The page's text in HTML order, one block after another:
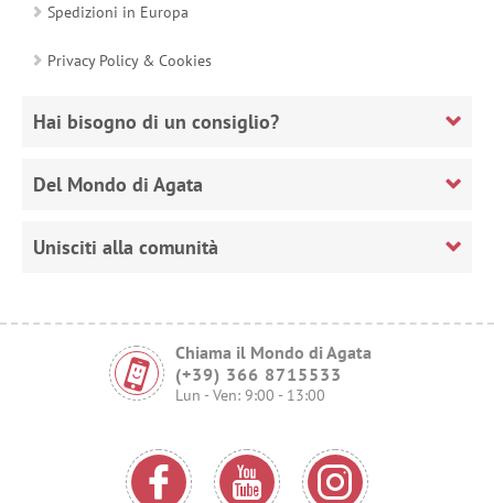
Spedizioni in Europa
Privacy Policy & Cookies
Hai bisogno di un consiglio?
Del Mondo di Agata
Unisciti alla comunità
Chiama il Mondo di Agata
(+39) 366 8715533
Lun - Ven: 9:00 - 13:00